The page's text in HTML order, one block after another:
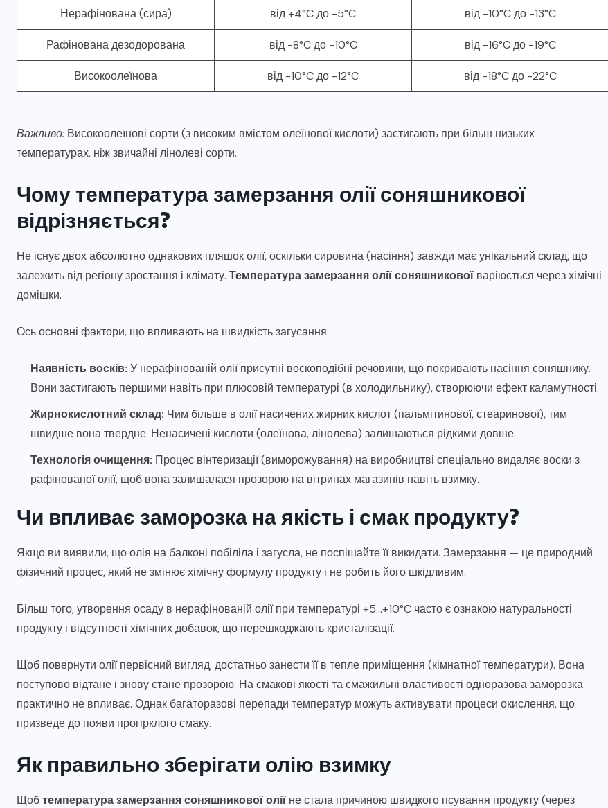
Нерафінована (сира) від +4°C до -5°C від -10°C до -13°C
Рафінована дезодорована від -8°C до -10°C від -16°C до -19°C
Високоолеїнова від -10°C до -12°C від -18°C до -22°C
Важливо: Високоолеїнові сорти (з високим вмістом олеїнової кислоти) застигають при більш низьких
температурах, ніж звичайні лінолеві сорти.
Чому температура замерзання олії соняшникової
відрізняється?
Не існує двох абсолютно однакових пляшок олії, оскільки сировина (насіння) завжди має унікальний склад, що
залежить від регіону зростання і клімату. Температура замерзання олії соняшникової варіюється через хімічні
домішки.
Ось основні фактори, що впливають на швидкість загусання:
Наявність восків: У нерафінованій олії присутні воскоподібні речовини, що покривають насіння соняшнику.
Вони застигають першими навіть при плюсовій температурі (в холодильнику), створюючи ефект каламутності.
Жирнокислотний склад: Чим більше в олії насичених жирних кислот (пальмітинової, стеаринової), тим
швидше вона твердне. Ненасичені кислоти (олеїнова, лінолева) залишаються рідкими довше.
Технологія очищення: Процес вінтеризації (виморожування) на виробництві спеціально видаляє воски з
рафінованої олії, щоб вона залишалася прозорою на вітринах магазинів навіть взимку.
Чи впливає заморозка на якість і смак продукту?
Якщо ви виявили, що олія на балконі побіліла і загусла, не поспішайте її викидати. Замерзання — це природний
фізичний процес, який не змінює хімічну формулу продукту і не робить його шкідливим.
Більш того, утворення осаду в нерафінованій олії при температурі +5…+10°C часто є ознакою натуральності
продукту і відсутності хімічних добавок, що перешкоджають кристалізації.
Щоб повернути олії первісний вигляд, достатньо занести її в тепле приміщення (кімнатної температури). Вона
поступово відтане і знову стане прозорою. На смакові якості та смажильні властивості одноразова заморозка
практично не впливає. Однак багаторазові перепади температур можуть активувати процеси окислення, що
призведе до появи прогірклого смаку.
Як правильно зберігати олію взимку
Щобтемпература замерзання соняшникової олії не стала причиною швидкого псування продукту (через